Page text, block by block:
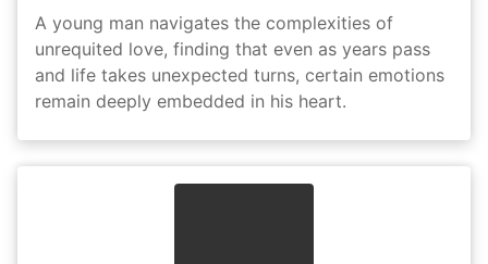
A young man navigates the complexities of
unrequited love, finding that even as years pass
and life takes unexpected turns, certain emotions
remain deeply embedded in his heart.